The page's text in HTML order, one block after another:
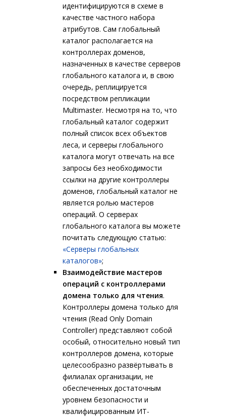
идентифицируются в схеме в
качестве частного набора
атрибутов. Сам глобальный
каталог располагается на
контроллерах доменов,
назначенных в качестве серверов
глобального каталога и, в свою
очередь, реплицируется
посредством репликации
Multimaster. Несмотря на то, что
глобальный каталог содержит
полный список всех объектов
леса, и серверы глобального
каталога могут отвечать на все
запросы без необходимости
ссылки на другие контроллеры
доменов, глобальный каталог не
является ролью мастеров
операций. О серверах
глобального каталога вы можете
почитать следующую статью:
«Серверы глобальных
каталогов»;
Взаимодействие мастеров
операций с контроллерами
домена только для чтения.
Контроллеры домена только для
чтения (Read Only Domain
Controller) представляют собой
особый, относительно новый тип
контроллеров домена, которые
целесообразно развёртывать в
филиалах организации, не
обеспеченных достаточным
уровнем безопасности и
квалифицированным ИТ-